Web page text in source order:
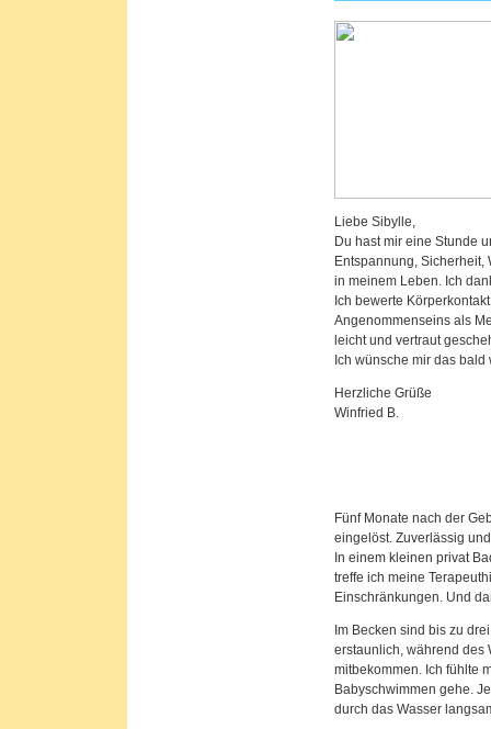
Liebe Sibylle,
Du hast mir eine Stunde
Entspannung,
in meinem Leben. Ich
Ich bewerte
Angenommenseins als
leicht und vertraut
Ich wünsche mir das bald
Herzliche Grüße
Winfried B.
Fünf Monate nach der
eingelöst. Zuverlässig
In einem kleinen privat
treffe ich meine
Einschränkungen. Und
Im Becken sind bis zu
erstaunlich, während des
mitbekommen. Ich fühlte
Babyschwimmen gehe.
durch das Wasser